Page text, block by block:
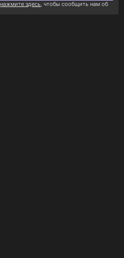
нажмите здесь, чтобы сообщить нам об